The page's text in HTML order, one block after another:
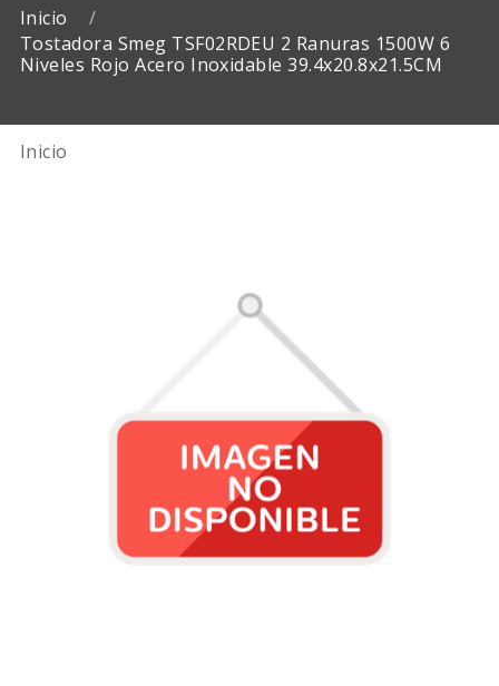
Inicio
Tostadora Smeg TSF02RDEU 2 Ranuras 1500W 6
Niveles Rojo Acero Inoxidable 39.4x20.8x21.5CM
Inicio